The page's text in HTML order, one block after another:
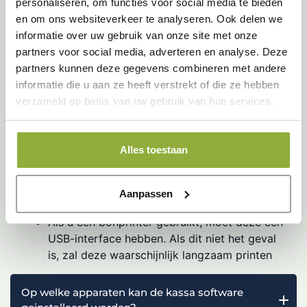
en om ons websiteverkeer te analyseren. Ook delen we
informatie over uw gebruik van onze site met onze
partners voor social media, adverteren en analyse. Deze
partners kunnen deze gegevens combineren met andere
informatie die u aan ze heeft verstrekt of die ze hebben
verzameld op basis van uw gebruik van hun services.
Alles toestaan
Aanpassen
De meest gestelde
vragen:
Welke systeemeisen worden er gesteld aan
jullie kassa software?
De eisen voor onze kassasoftware zijn vrij minimaal.
Zie onderstaande vereisten:
Besturingssysteem: Windows
Het computersysteem moet een minimale
Als u een bonprinter gebruikt, moet deze een
USB-interface hebben. Als dit niet het geval
is, zal deze waarschijnlijk langzaam printen
Op welke apparaten kan de kassa software